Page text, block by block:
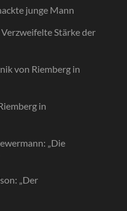
junge Mann
Stärke der
von Riemberg in
in
„Die
„Der